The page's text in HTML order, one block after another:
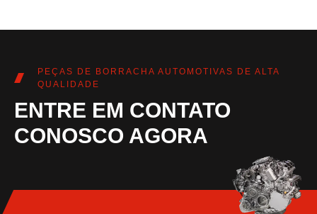
PEÇAS DE BORRACHA AUTOMOTIVAS DE ALTA
QUALIDADE
ENTRE EM CONTATO
CONOSCO AGORA